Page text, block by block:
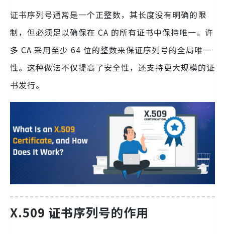
证书序列号通常是一个正整数，其长度没有明确的限
制，但必须足以确保在 CA 的所有证书中保持唯一。许
多 CA 采用至少 64 位的整数来保证序列号的全局唯一
性。这种做法不仅提高了安全性，还支持更大规模的证
书发行。
X.509 证书序列号的作用